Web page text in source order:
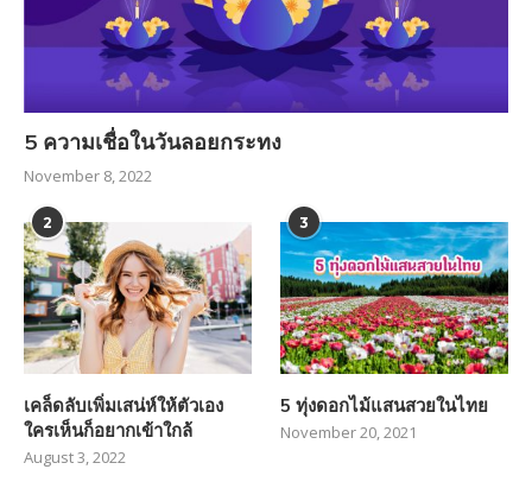
5 ความเชื่อในวันลอยกระทง
November 8, 2022
2
เคล็ดลับเพิ่มเสน่ห์ให้ตัวเอง
ใครเห็นก็อยากเข้าใกล้
August 3, 2022
3
5 ทุ่งดอกไม้แสนสวยในไทย
November 20, 2021